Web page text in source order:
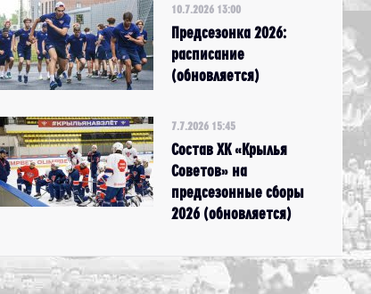
10.7.2026 13:00
Предсезонка 2026:
расписание
(обновляется)
7.7.2026 15:45
Состав ХК «Крылья
Советов» на
предсезонные сборы
2026 (обновляется)